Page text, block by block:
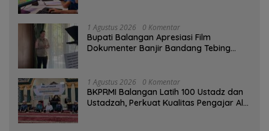
1 Agustus 2026 0 Komentar
Bupati Balangan Apresiasi Film
Dokumenter Banjir Bandang Tebing
1 Agustus 2026 0 Komentar
BKPRMI Balangan Latih 100 Ustadz dan
Ustadzah, Perkuat Kualitas Pengajar Al-